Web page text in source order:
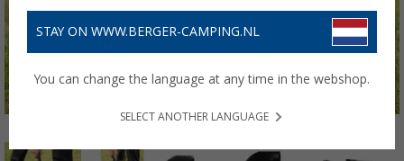
STAY ON WWW.BERGER-CAMPING.NL
You can change the language at any time in the webshop.
SELECT ANOTHER LANGUAGE